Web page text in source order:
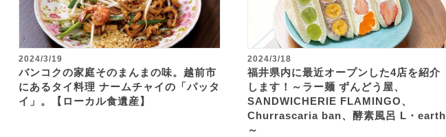
2024/3/19
バンコクの家庭そのまんまの味。越前市
にあるタイ料理 ナームチャイの「パッタ
イ」。【ローカル食遺産】
2024/3/18
福井県内に最近オープンした4店を紹介
します！～ラー麺 ずんどう屋、
SANDWICHERIE FLAMINGO、
Churrascaria ban、酵素風呂 L・earth
～